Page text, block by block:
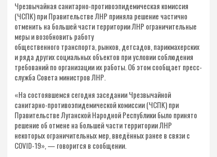
Чрезвычайная санитарно-противоэпидемическая комиссия
(ЧСПК) при Правительстве ЛНР приняла решение частично
отменить на большей части территории ЛНР ограничительные
меры и возобновить работу
общественного транспорта, рынков, детсадов, парикмахерских
и ряда других социальных объектов при условии соблюдения
требований по организации их работы. Об этом сообщает пресс-
служба Совета министров ЛНР.
«На состоявшемся сегодня заседании Чрезвычайной
санитарно-противоэпидемической комиссии (ЧСПК) при
Правительстве Луганской Народной Республики было принято
решение об отмене на большей части территории ЛНР
некоторых ограничительных мер, введённых ранее в связи с
COVID-19», — говорится в сообщении.